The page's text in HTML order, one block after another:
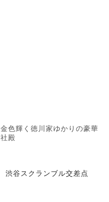
金色輝く徳川家ゆかりの豪華
社殿
渋谷スクランブル交差点